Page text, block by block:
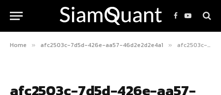
Facebook
YouTube
Home » afc2503c-7d5d-426e-aa57-46d2e2d2e4a1 » afc2503c-7d5d-426e-aa57-46d2e2d2e4a1
afc2503c-7d5d-426e-aa57-